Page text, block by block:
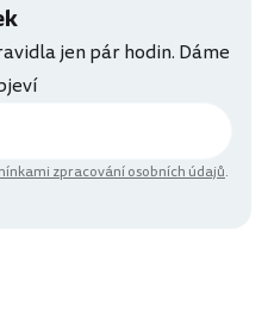
jen pár hodin. Dáme
zpracování osobních údajů.